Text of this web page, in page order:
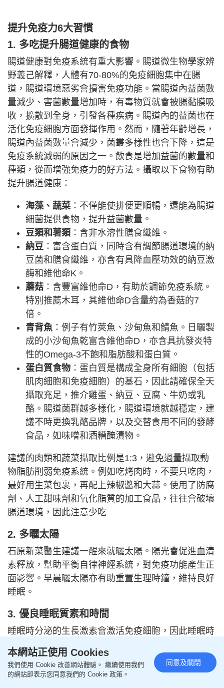
提升免疫力6大習慣
1. 多吃提升腸道健康的食物
腸道健康對免疫系統有重大影響。腸道微生物學家辨
野義己解釋，人體有70-80%的免疫細胞集中在腸
道，腸道環境惡劣會損害免疫功能。當腸道內益菌數
量減少、害菌數量增加時，有毒物質就會被腸黏膜吸
收，擴散到全身，引發各種疾病。腸道內的益菌也在
活化免疫細胞方面發揮作用。然而，隨著年齡增長，
腸道內益菌數量會減少，菌叢多樣性也會下降，這是
免疫系統減弱的原因之一。飲食是增加益菌的數量和
種類，從而增強免疫力的好方法。攝取以下食物有助
提升腸道健康：
海藻、蔬菜 ：不僅能使排便更順暢，還能為腸道
細菌提供食物，提升益菌數量。
豆類和薯類 ：含非水溶性膳食纖維。
納豆 ：富含蛋白質，同時含有調節腸道環境的納
豆菌和膳食纖維，亦含有具降血壓功效的納豆激
酶和維他命K。
蘑菇 ：含豐富維他命D，有助於調節免疫系統。
特別推薦木耳，其維他命D含量約為香菇的7
倍。
青背魚 ：例子有竹莢魚、沙甸魚和鯖魚。日曬製
成的小沙甸魚乾富含維他命D，亦含具抗發炎特
性的Omega-3不飽和脂肪酸和蛋白質。
蛋白質食物 ：蛋白質是構成全身所有細胞（包括
肌肉細胞和免疫細胞）的基石，因此請確保全天
攝取充足，推介雞蛋、納豆、豆腐、牛奶或乳
酪。腸道菌群越多樣化，腸道環境就越穩定，建
議不時更換乳酪品牌，以及交替食用不同的發酵
食品，如味噌和酒糟醃漬物。
建議的肉類和蔬菜攝取比例是1:3，避免過量攝取動
物脂肪削弱免疫系統。例如吃烤肉時，不要只吃肉，
最好用生菜包裹，再配上辣椒醬和大蒜。使用了防腐
劑、人工甜味劑和氧化脂質的加工食品，往往會破壞
腸道環境，因此注意少吃
2. 多曬太陽
石原新菜醫生建議一醒來就曬太陽。陽光會促進血清
素釋放，幫助平衡自律神經系統，對免疫功能產生正
面影響。早晨曬太陽亦有助重置生理時鐘，維持良好
睡眠。
3. 優良睡眠質素和時間
睡眠時分泌的生長激素會激活免疫細胞，因此睡眠時
間和質素對於增強免疫系統至關重要。一項研究發
現，睡眠時間少於5小時的人，較睡夠7小時或以上
者，患感冒的可能性高3倍。睡6小時和7小時的差別
本網站正使用 Cookies
我們使用 Cookie 改善網站體驗。 繼續使用我們
的網站即表示您同意我們的 Cookie 政策。
同意及關閉